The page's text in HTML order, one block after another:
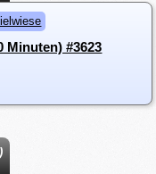
Minuten) #3623